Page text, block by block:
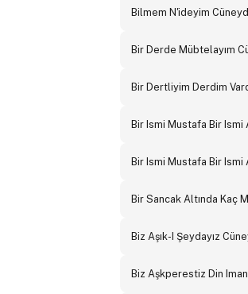
Bilmem N'ideyim
Bir Derde Mübtelayım
Bir Dertliyim Derdim
Bir Ismi Mustafa Bir
Bir Ismi Mustafa Bir
Bir Sancak Altında Kaç
Biz Aşık-I Şeydayız
Biz Aşkperestiz Din